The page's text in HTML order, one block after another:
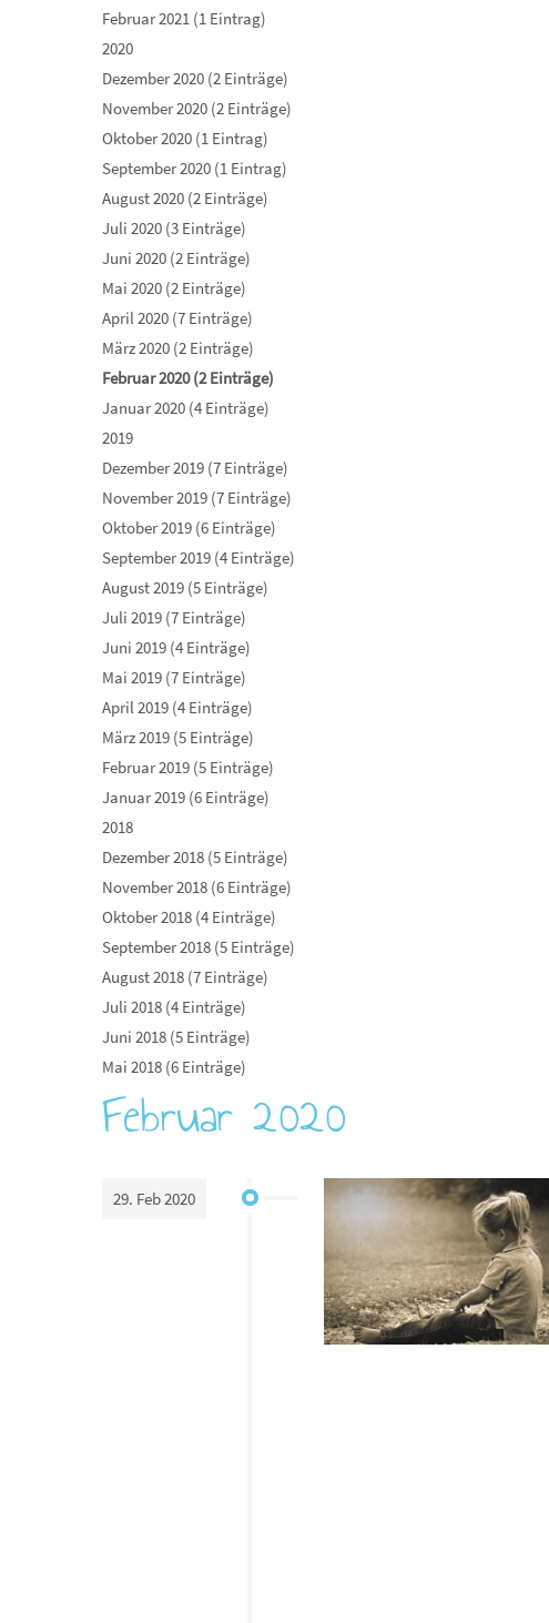
Februar 2021 (1 Eintrag)
2020
Dezember 2020 (2 Einträge)
November 2020 (2 Einträge)
Oktober 2020 (1 Eintrag)
September 2020 (1 Eintrag)
August 2020 (2 Einträge)
Juli 2020 (3 Einträge)
Juni 2020 (2 Einträge)
Mai 2020 (2 Einträge)
April 2020 (7 Einträge)
März 2020 (2 Einträge)
Februar 2020 (2 Einträge)
Januar 2020 (4 Einträge)
2019
Dezember 2019 (7 Einträge)
November 2019 (7 Einträge)
Oktober 2019 (6 Einträge)
September 2019 (4 Einträge)
August 2019 (5 Einträge)
Juli 2019 (7 Einträge)
Juni 2019 (4 Einträge)
Mai 2019 (7 Einträge)
April 2019 (4 Einträge)
März 2019 (5 Einträge)
Februar 2019 (5 Einträge)
Januar 2019 (6 Einträge)
2018
Dezember 2018 (5 Einträge)
November 2018 (6 Einträge)
Oktober 2018 (4 Einträge)
September 2018 (5 Einträge)
August 2018 (7 Einträge)
Juli 2018 (4 Einträge)
Juni 2018 (5 Einträge)
Mai 2018 (6 Einträge)
Februar 2020
29. Feb 2020